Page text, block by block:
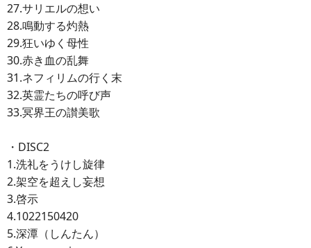
27.サリエルの想い
28.鳴動する灼熱
29.狂いゆく母性
30.赤き血の乱舞
31.ネフィリムの行く末
32.英霊たちの呼び声
33.冥界王の讃美歌
・DISC2
1.洗礼をうけし旋律
2.架空を超えし妄想
3.啓示
4.1022150420
5.深潭（しんたん）